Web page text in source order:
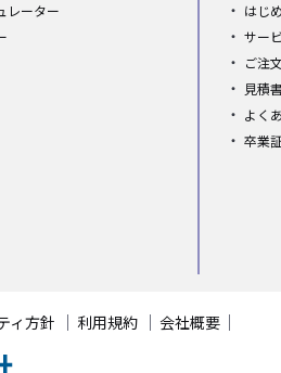
レーター
はじ
サー
ご注
見積
よく
卒業
ィ方針 利用規約 会社概要